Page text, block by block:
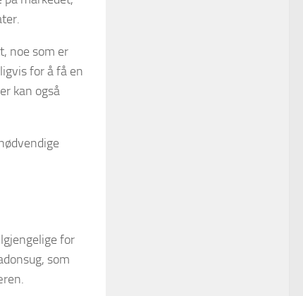
noe som er
for å få en
kan også
for
som